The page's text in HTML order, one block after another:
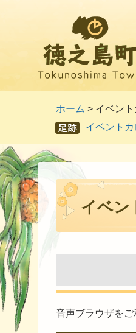
ホーム > イベン
あし
あと
イベント
イベン
音声ブラウザをご